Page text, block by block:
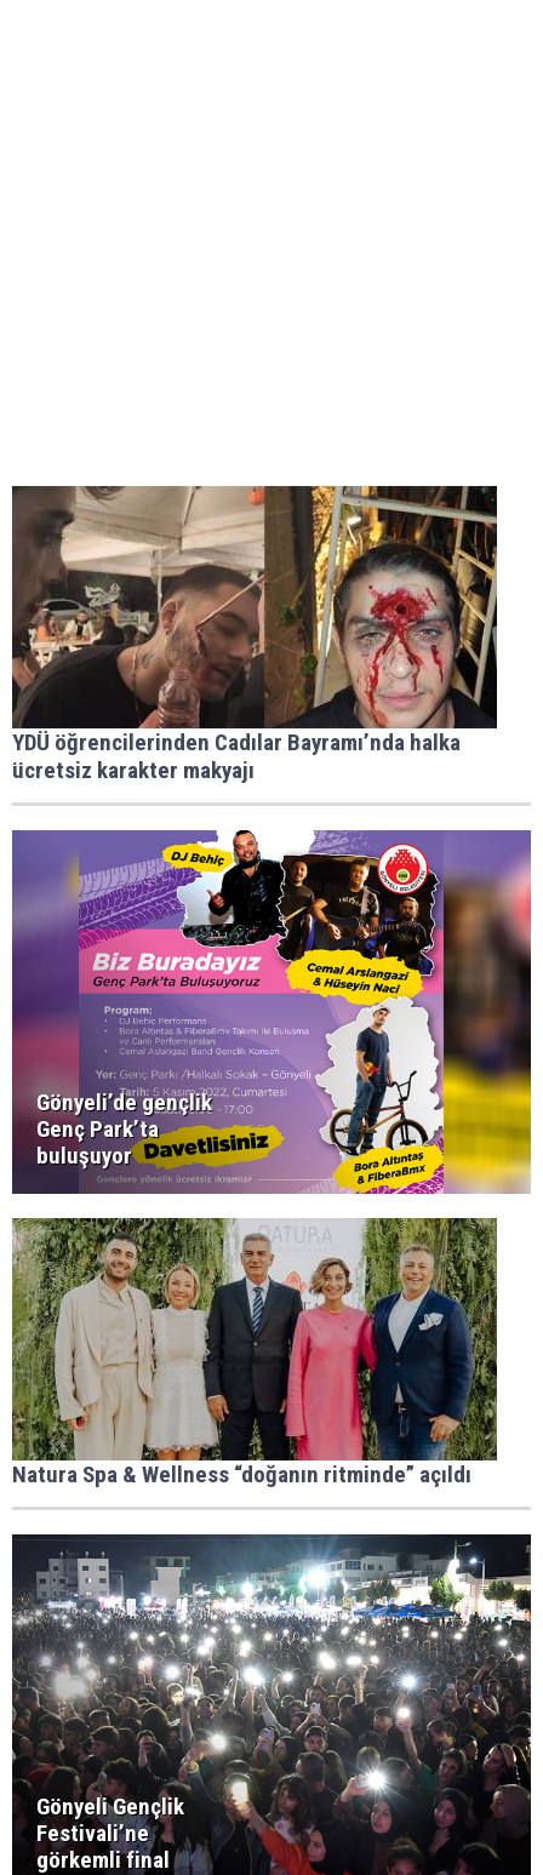
YDÜ öğrencilerinden Cadılar Bayramı’nda halka
ücretsiz karakter makyajı
Gönyeli’de gençlik
Genç Park’ta
buluşuyor
Natura Spa & Wellness “doğanın ritminde” açıldı
Gönyeli Gençlik
Festivali’ne
görkemli final